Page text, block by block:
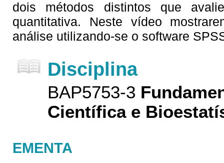
dois métodos distintos que
quantitativa. Neste vídeo
análise utilizando-se o software
Disciplina
BAP5753-3
Científica e
EMENTA